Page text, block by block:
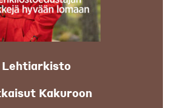
Lehtiarkisto
Kakuroon